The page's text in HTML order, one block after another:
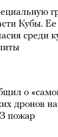
Кубы.
среди
о
дронов
пожар